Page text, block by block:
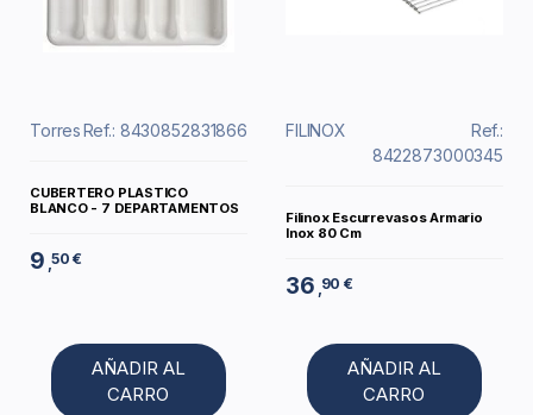
TorresRef.: 8430852831866
CUBERTERO PLASTICO
BLANCO - 7 DEPARTAMENTOS
9 ,50 €
AÑADIR AL
CARRO
FILINOX
Ref.:
8422873000345
Filinox Escurrevasos Armario
Inox 80 Cm
36 ,90 €
AÑADIR AL
CARRO